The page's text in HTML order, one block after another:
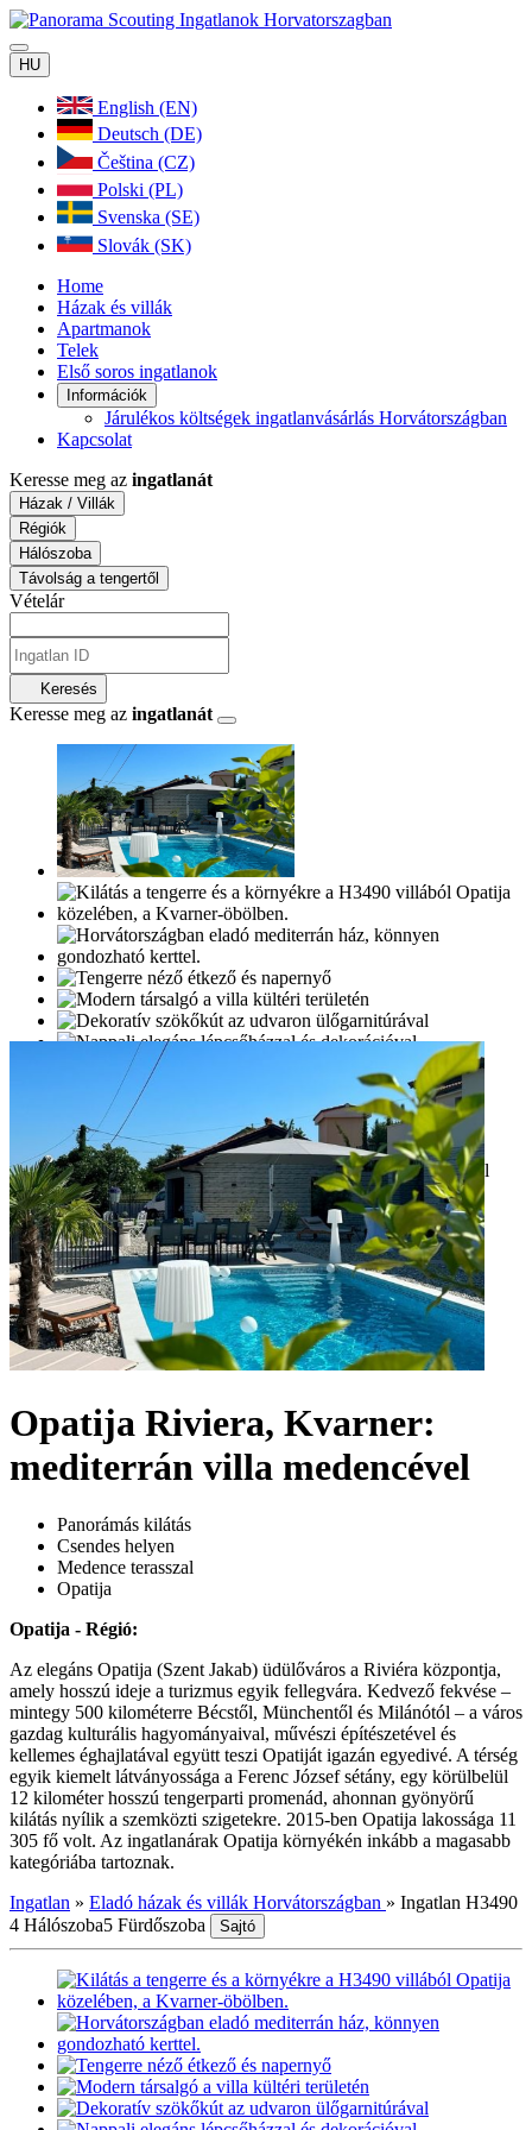
HU
English (EN)
Deutsch (DE)
Čeština (CZ)
Polski (PL)
Svenska (SE)
Slovák (SK)
Home
Házak és villák
Apartmanok
Telek
Első soros ingatlanok
Információk
Járulékos költségek ingatlanvásárlás Horvátországban
Kapcsolat
Keresse meg az ingatlanát
Házak / Villák
Régiók
Hálószoba
Távolság a tengertől
Vételár
Keresés
Keresse meg az ingatlanát
Opatija Riviera, Kvarner:
mediterrán villa medencével
Panorámás kilátás
Csendes helyen
Medence terasszal
Opatija
Opatija - Régió:
Az elegáns Opatija (Szent Jakab) üdülőváros a Riviéra központja,
amely hosszú ideje a turizmus egyik fellegvára. Kedvező fekvése –
mintegy 500 kilométerre Bécstől, Münchentől és Milánótól – a város
gazdag kulturális hagyományaival, művészi építészetével és
kellemes éghajlatával együtt teszi Opatiját igazán egyedivé. A térség
egyik kiemelt látványossága a Ferenc József sétány, egy körülbelül
12 kilométer hosszú tengerparti promenád, ahonnan gyönyörű
kilátás nyílik a szemközti szigetekre. 2015-ben Opatija lakossága 11
305 fő volt. Az ingatlanárak Opatija környékén inkább a magasabb
kategóriába tartoznak.
Ingatlan » Eladó házak és villák Horvátországban » Ingatlan H3490
4 Hálószoba5 Fürdőszoba Sajtó